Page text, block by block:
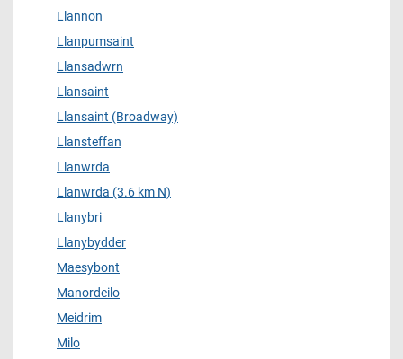
Llannon
Llanpumsaint
Llansadwrn
Llansaint
Llansaint (Broadway)
Llansteffan
Llanwrda
Llanwrda (3.6 km N)
Llanybri
Llanybydder
Maesybont
Manordeilo
Meidrim
Milo